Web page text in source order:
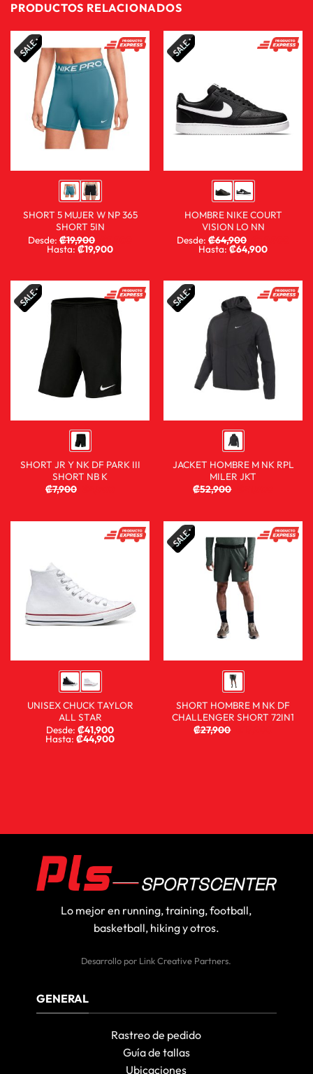
PRODUCTOS RELACIONADOS
SHORT 5 MUJER W NP 365
SHORT 5IN
Desde: ₡19,900
Hasta:₡19,900
HOMBRE NIKE COURT
VISION LO NN
Desde: ₡64,900
Hasta:₡64,900
SHORT JR Y NK DF PARK III
SHORT NB K
₡7,900
JACKET HOMBRE M NK RPL
MILER JKT
₡52,900
UNISEX CHUCK TAYLOR
ALL STAR
Desde: ₡41,900
Hasta: ₡44,900
SHORT HOMBRE M NK DF
CHALLENGER SHORT 72IN1
₡27,900
Lo mejor en running, training, football,
basketball, hiking y otros.
Desarrollo por Link Creative Partners.
GENERAL
Rastreo de pedido
Guía de tallas
Ubicaciones